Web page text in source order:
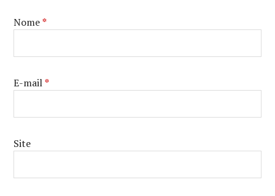
Nome*
E-mail*
Site